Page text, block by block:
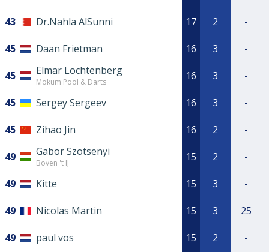
43 Dr.Nahla AlSunni 17 2 -
45 Daan Frietman 16 3 -
45 Elmar Lochtenberg
Mokum Pool & Darts 16 3 -
45 Sergey Sergeev 16 3 -
45 Zihao Jin 16 2 -
49 Gabor Szotsenyi
Boven 't IJ 15 2 -
49 Kitte 15 3 -
49 Nicolas Martin 15 3 25
49 paul vos 15 2 -